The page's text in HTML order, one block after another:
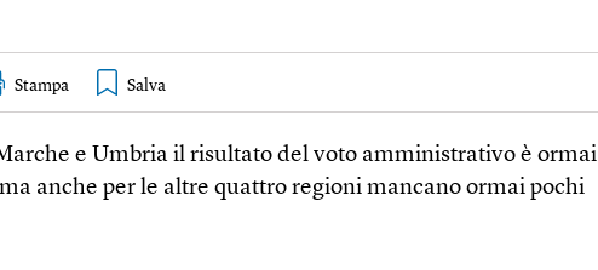
Stampa
e Umbria il risultato del voto amministrativo è ormai
anche per le altre quattro regioni mancano ormai pochi